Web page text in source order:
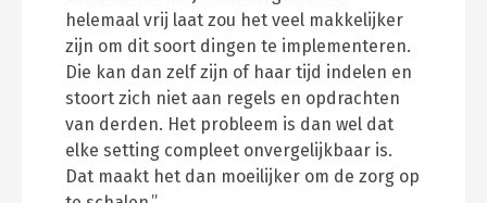
helemaal vrij laat zou het veel makkelijker
zijn om dit soort dingen te implementeren.
Die kan dan zelf zijn of haar tijd indelen en
stoort zich niet aan regels en opdrachten
van derden. Het probleem is dan wel dat
elke setting compleet onvergelijkbaar is.
Dat maakt het dan moeilijker om de zorg op